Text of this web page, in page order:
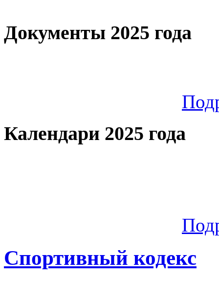
Документы 2025 года
Календари 2025 года
Спортивный кодекс